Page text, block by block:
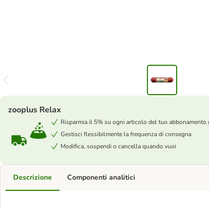
zooplus Relax
Risparmia il 5% su ogni articolo del tuo abbonamento
Gestisci flessibilmente la frequenza di consegna
Modifica, sospendi o cancella quando vuoi
Descrizione Componenti analitici